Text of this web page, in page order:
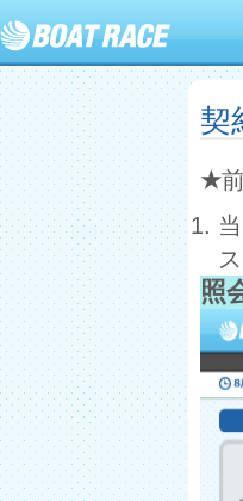
契
★
照